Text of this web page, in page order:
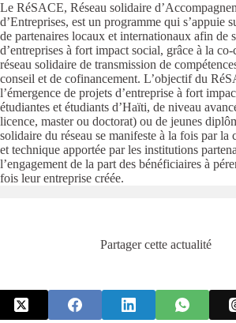
Le RéSACE, Réseau solidaire
d’Entreprises, est un programme qui s’appuie
de partenaires locaux et internationaux afin de
d’entreprises à fort impact social, grâce à la
réseau solidaire de transmission de
conseil et de cofinancement. L’objectif du
l’émergence de projets d’entreprise à fort
étudiantes et étudiants d’Haïti, de niveau
licence, master ou doctorat) ou de jeunes
solidaire du réseau se manifeste à la fois par
et technique apportée par les institutions
l’engagement de la part des bénéficiaires à
fois leur entreprise créée.
Partager cette actualité